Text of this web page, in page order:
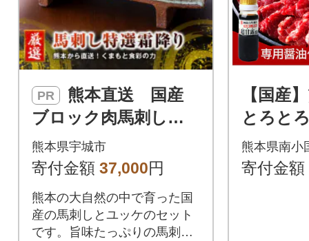
PR
ブロック肉馬刺し霜
降り(中トロ)300g+ユ
ッケ100gセット(宇城
熊本県宇城市
寄付金額 37,000円
熊本の大自然の中で育った国
産の馬刺しとユッケのセット
です。旨味たっぷりの馬刺し
【国産
とろと
ト 中ト
国)
熊本県南小
寄付金額